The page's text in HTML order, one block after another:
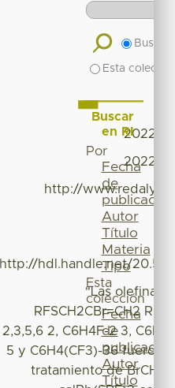
2022-
2022-
http://
http://hdl.handle.net/
"Las olefinas
RFSCH2CBr=CH2 RF=
2,3,5,6 2, C6H4F-2 3,
5 y C6H4(CF3)-36 fueron
tratamiento de
Buscar
Esta
Buscar
en RI
Por
Fecha
de
publicación
Autor
Título
Materia
Tipo
Esta
colección
Fecha
de
publicación
Autor
Título